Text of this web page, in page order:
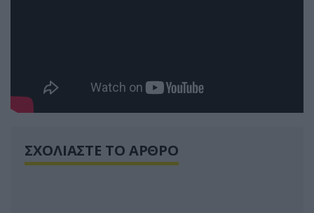
ΣΧΟΛΙΑΣΤΕ ΤΟ ΑΡΘΡΟ